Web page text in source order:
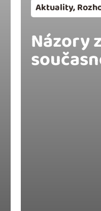
Aktuality,
Názory